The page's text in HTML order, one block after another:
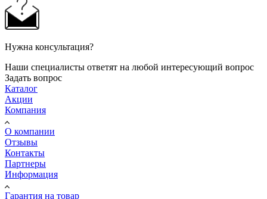
Нужна консультация?
Наши специалисты ответят на любой интересующий вопрос
Задать вопрос
Каталог
Акции
Компания
О компании
Отзывы
Контакты
Партнеры
Информация
Гарантия на товар